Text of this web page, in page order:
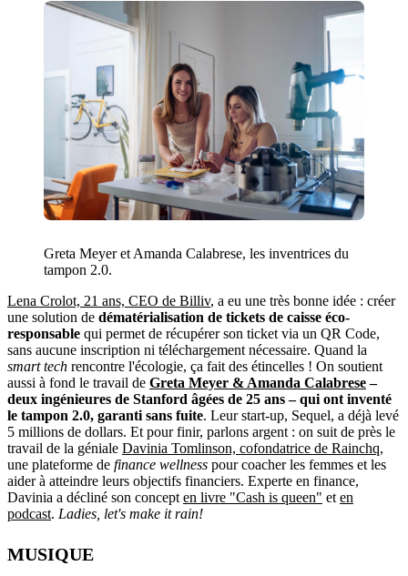
Greta Meyer et Amanda Calabrese, les inventrices du
tampon 2.0.
Lena Crolot, 21 ans, CEO de Billiv, a eu une très bonne idée : créer
une solution de dématérialisation de tickets de caisse éco-
responsable qui permet de récupérer son ticket via un QR Code,
sans aucune inscription ni téléchargement nécessaire. Quand la
smart tech rencontre l'écologie, ça fait des étincelles ! On soutient
aussi à fond le travail de Greta Meyer & Amanda Calabrese–
deux ingénieures de Stanford âgées de 25 ans – qui ont inventé
le tampon 2.0, garanti sans fuite. Leur start-up, Sequel, a déjà levé
5 millions de dollars. Et pour finir, parlons argent : on suit de près le
travail de la géniale Davinia Tomlinson, cofondatrice de Rainchq,
une plateforme de finance wellness pour coacher les femmes et les
aider à atteindre leurs objectifs financiers. Experte en finance,
Davinia a décliné son concept en livre "Cash is queen" et en
podcast. Ladies, let's make it rain!
MUSIQUE